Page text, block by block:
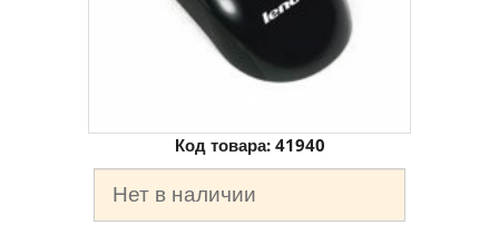
Код товара: 41940
Нет в наличии